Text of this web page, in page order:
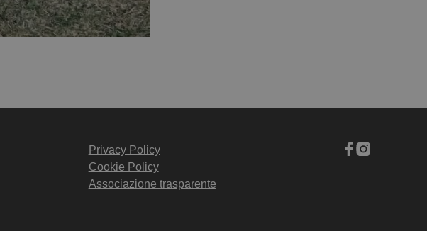
Privacy Policy
Cookie Policy
Associazione trasparente